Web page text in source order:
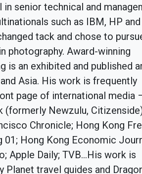
in senior technical and
such as IBM, HP and
tack and chose to
photography. Award-winning
is an exhibited and published
Asia. His work is frequently
page of international media
(formerly Newzulu,
Chronicle; Hong Kong
01; Hong Kong Economic
Apple Daily; TVB...His work is
Planet travel guides and